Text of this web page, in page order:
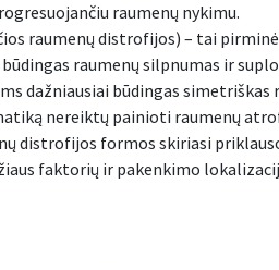
raumenų nykimu.
raumenų distrofijos) – tai
raumenų silpnumas ir
dažniausiai būdingas simetriškas
nereiktų painioti raumenų
distrofijos formos skiriasi
faktorių ir pakenkimo